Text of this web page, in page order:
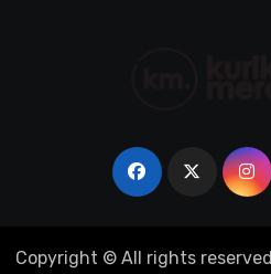
Copyright © All rights reserved